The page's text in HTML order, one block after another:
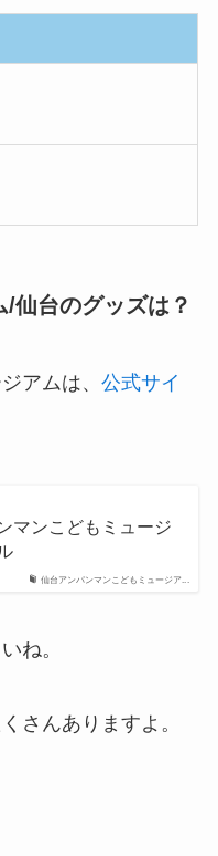
仙台のグッズは？
アムは、 公式サイ
仙台アンパンマンこどもミュージア...
マンこどもミュージ
ね。
さんありますよ。